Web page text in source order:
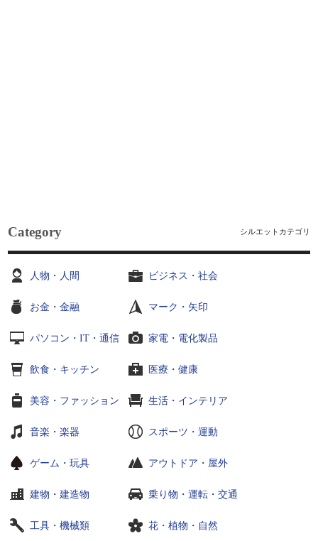
Category シルエットカテゴリ
人物・人間 ビジネス・社会
お金・金融 マーク・矢印
パソコン・IT・通信 家電・電化製品
飲食・キッチン 医療・健康
美容・ファッション 生活・インテリア
音楽・楽器 スポーツ・運動
ゲーム・玩具 アウトドア・屋外
建物・建造物 乗り物・運転・交通
工具・機械類 花・植物・自然